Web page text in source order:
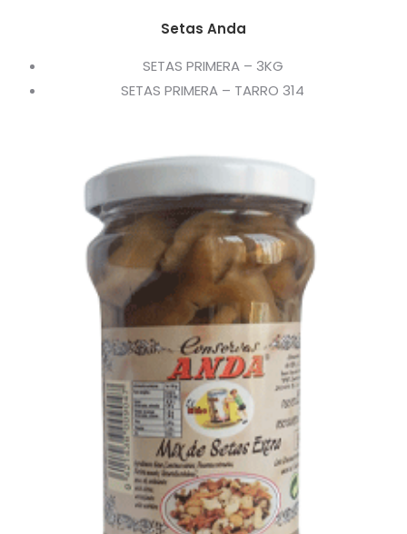
Setas Anda
SETAS PRIMERA – 3KG
SETAS PRIMERA – TARRO 314